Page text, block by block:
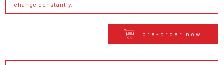
change constantly.
pre-order now